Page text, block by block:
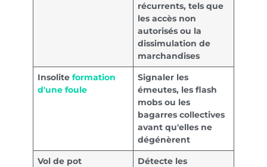
récurrents, tels que
les accès non
autorisés ou la
dissimulation de
marchandises
Insoliteformation
d'une foule
Signaler les
émeutes, les flash
mobs ou les
bagarres collectives
avant qu'elles ne
dégénèrent
Vol de pot
Détecte les